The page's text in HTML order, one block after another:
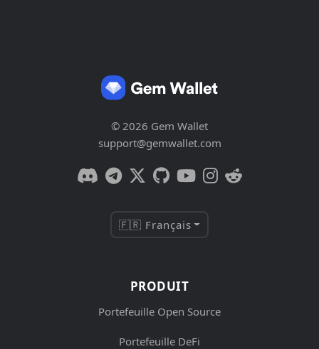
© 2026 Gem Wallet
support@gemwallet.com
🇫🇷 Français
PRODUIT
Portefeuille Open Source
Portefeuille DeFi